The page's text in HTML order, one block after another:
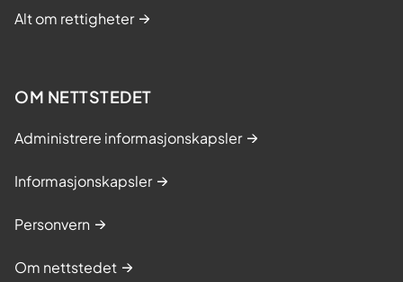
Alt om rettigheter
OM NETTSTEDET
Administrere informasjonskapsler
Informasjonskapsler
Personvern
Om nettstedet